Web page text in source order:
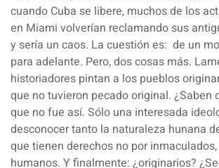
cuando Cuba se libere, muchos de los
en Miami volverían reclamando sus
y sería un caos. La cuestión es: de un
para adelante. Pero, dos cosas más.
historiadores pintan a los pueblos
que no tuvieron pecado original. ¿Saben
que no fue así. Sólo una interesada
desconocer tanto la naturaleza hunana
que tienen derechos no por
humanos. Y finalmente: ¿originarios?